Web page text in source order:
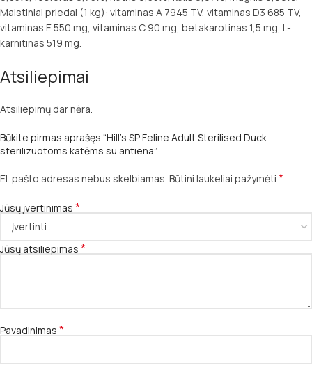
Maistiniai priedai (1 kg): vitaminas A 7945 TV, vitaminas D3 685 TV,
vitaminas E 550 mg, vitaminas C 90 mg, betakarotinas 1,5 mg, L-
karnitinas 519 mg.
Atsiliepimai
Atsiliepimų dar nėra.
Būkite pirmas aprašęs “Hill’s SP Feline Adult Sterilised Duck
sterilizuotoms katėms su antiena”
El. pašto adresas nebus skelbiamas. Būtini laukeliai pažymėti *
Jūsų įvertinimas *
Jūsų atsiliepimas *
Pavadinimas *